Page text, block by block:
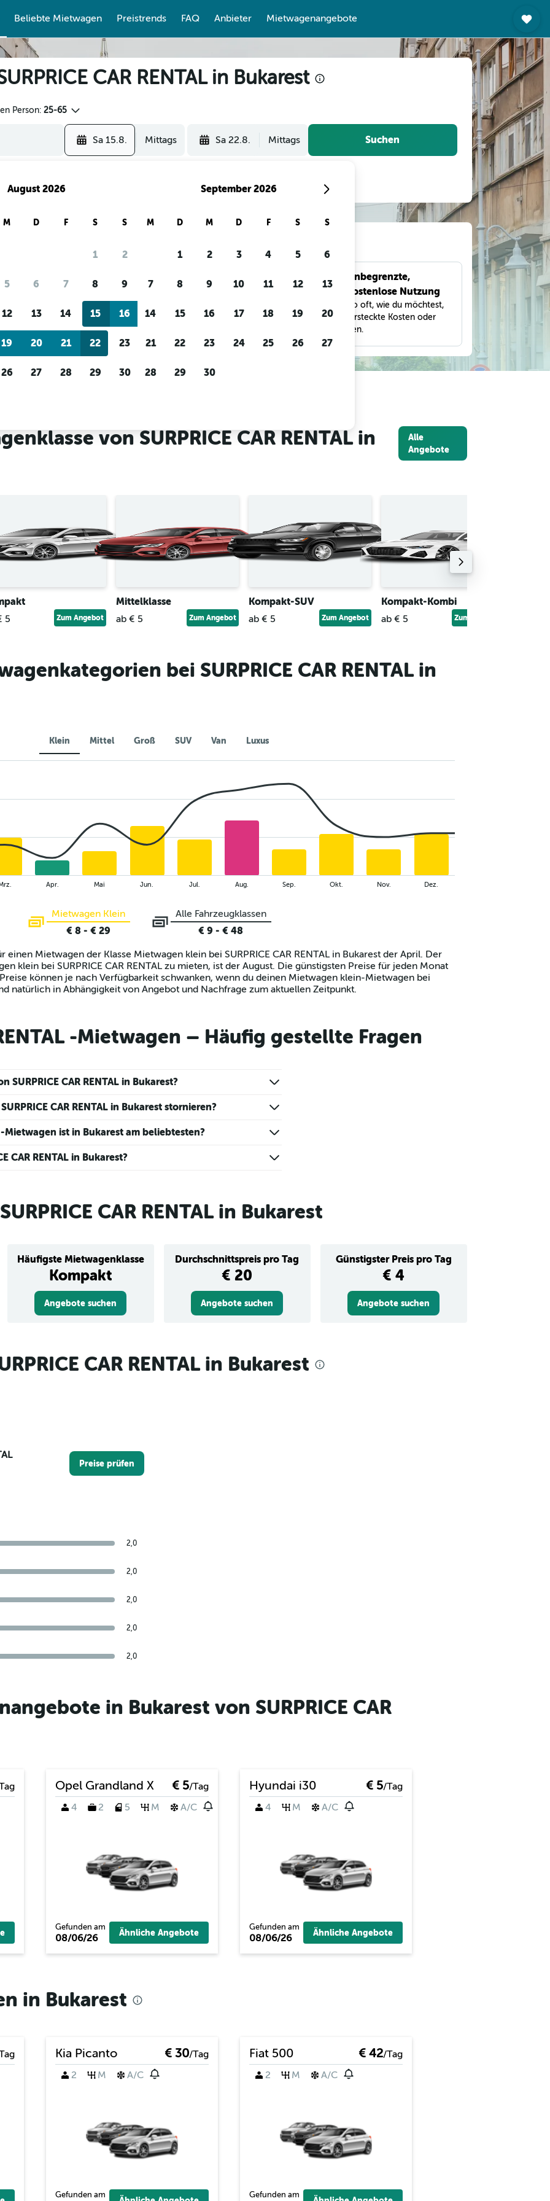
Beliebte Mietwagen Preistrends FAQ Anbieter Mietwagenangebote
CAR RENTAL in Bukarest
Person: 25-65
Sa 15.8. Mittags Sa 22.8. Mittags Suchen
Nutzer mit checkfelix nach Mietwagen
Preis-Tracking
Angebot?
Lass dich
benachrichtigen
, wenn Preise
reduziert werden.
Individuelle Ergebnisse
Fahrzeugtyp, Preisspanne und
mehr.
Unbegrenzte,
kostenlose Nutzung
Suche so oft, wie du möchtest,
ohne versteckte Kosten oder
Gebühren.
von SURPRICE CAR RENTAL in
Alle
Angebote
5 Zum Angebot
Mittelklasse
ab € 5 Zum Angebot
Kompakt-SUV
ab € 5 Zum Angebot
Kompakt-Kombi
ab € 5 Zum Angebot
bei SURPRICE CAR RENTAL in
Klein Mittel Groß SUV Van Luxus
Apr. Mai Jun. Jul. Aug. Sep. Okt. Nov. Dez.
Mietwagen Klein
€ 8 - € 29
Alle Fahrzeugklassen
€ 9 - € 48
Mietwagen der Klasse Mietwagen klein bei SURPRICE CAR RENTAL in Bukarest der April. Der
klein bei SURPRICE CAR RENTAL zu mieten, ist der August. Die günstigsten Preise für jeden Monat
können je nach Verfügbarkeit schwanken, wenn du deinen Mietwagen klein-Mietwagen bei
natürlich in Abhängigkeit von Angebot und Nachfrage zum aktuellen Zeitpunkt.
-Mietwagen – Häufig gestellte Fragen
CAR RENTAL in Bukarest?
CAR RENTAL in Bukarest stornieren?
-Mietwagen ist in Bukarest am beliebtesten?
CAR RENTAL in Bukarest?
CAR RENTAL in Bukarest
Häufigste Mietwagenklasse
Kompakt
Durchschnittspreis pro Tag
€ 20
Günstigster Preis pro Tag
€ 4
Angebote suchen Angebote suchen Angebote suchen
CAR RENTAL in Bukarest
Preise prüfen
2,0
2,0
2,0
2,0
2,0
in Bukarest von SURPRICE CAR
Opel Grandland X € 5/Tag
4
2 5 M A/C
Gefunden am
08/06/26 Ähnliche Angebote
Hyundai i30 € 5/Tag
4
M A/C
Gefunden am
08/06/26 Ähnliche Angebote
in Bukarest
Kia Picanto € 30/Tag
2
M A/C
Gefunden am
Fiat 500 € 42/Tag
2
M A/C
Gefunden am
August 2026
M D F S S
1 2
5 6 7 8 9
12 13 14 15 16
19 20 21 22 23
26 27 28 29 30
September 2026
M D M D F S S
1 2 3 4 5 6
7 8 9 10 11 12 13
14 15 16 17 18 19 20
21 22 23 24 25 26 27
28 29 30